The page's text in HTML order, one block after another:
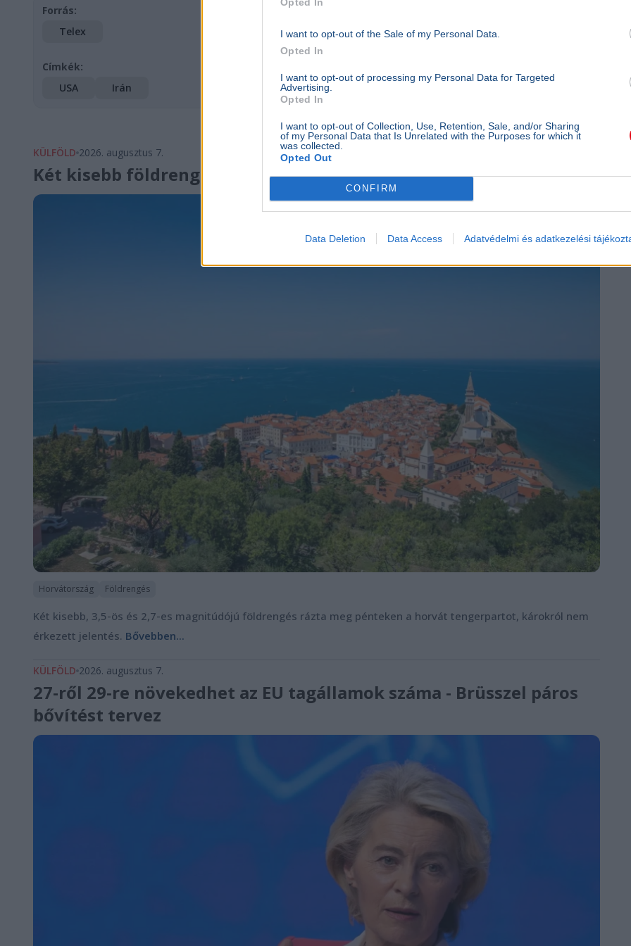
I want to opt-out of the Sale of my Personal Data.
Opted In
I want to opt-out of processing my Personal Data for Targeted
Advertising.
Opted In
I want to opt-out of Collection, Use, Retention, Sale, and/or Sharing
of my Personal Data that Is Unrelated with the Purposes for which it
was collected.
Opted Out
CONFIRM
Data Deletion Data Access Adatvédelmi és adatkezelési
Forrás:
Telex
Címkék:
USA
Irán
KÜLFÖLD 2026. augusztus 7.
Két kisebb földrengés rázta meg a horvát tengerpartot
Horvátország Földrengés
Két kisebb, 3,5-ös és 2,7-es magnitúdójú földrengés rázta meg pénteken a horvát tengerpartot, károkról nem
érkezett jelentés. Bővebben...
KÜLFÖLD 2026. augusztus 7.
27-ről 29-re növekedhet az EU tagállamok száma - Brüsszel páros
bővítést tervez